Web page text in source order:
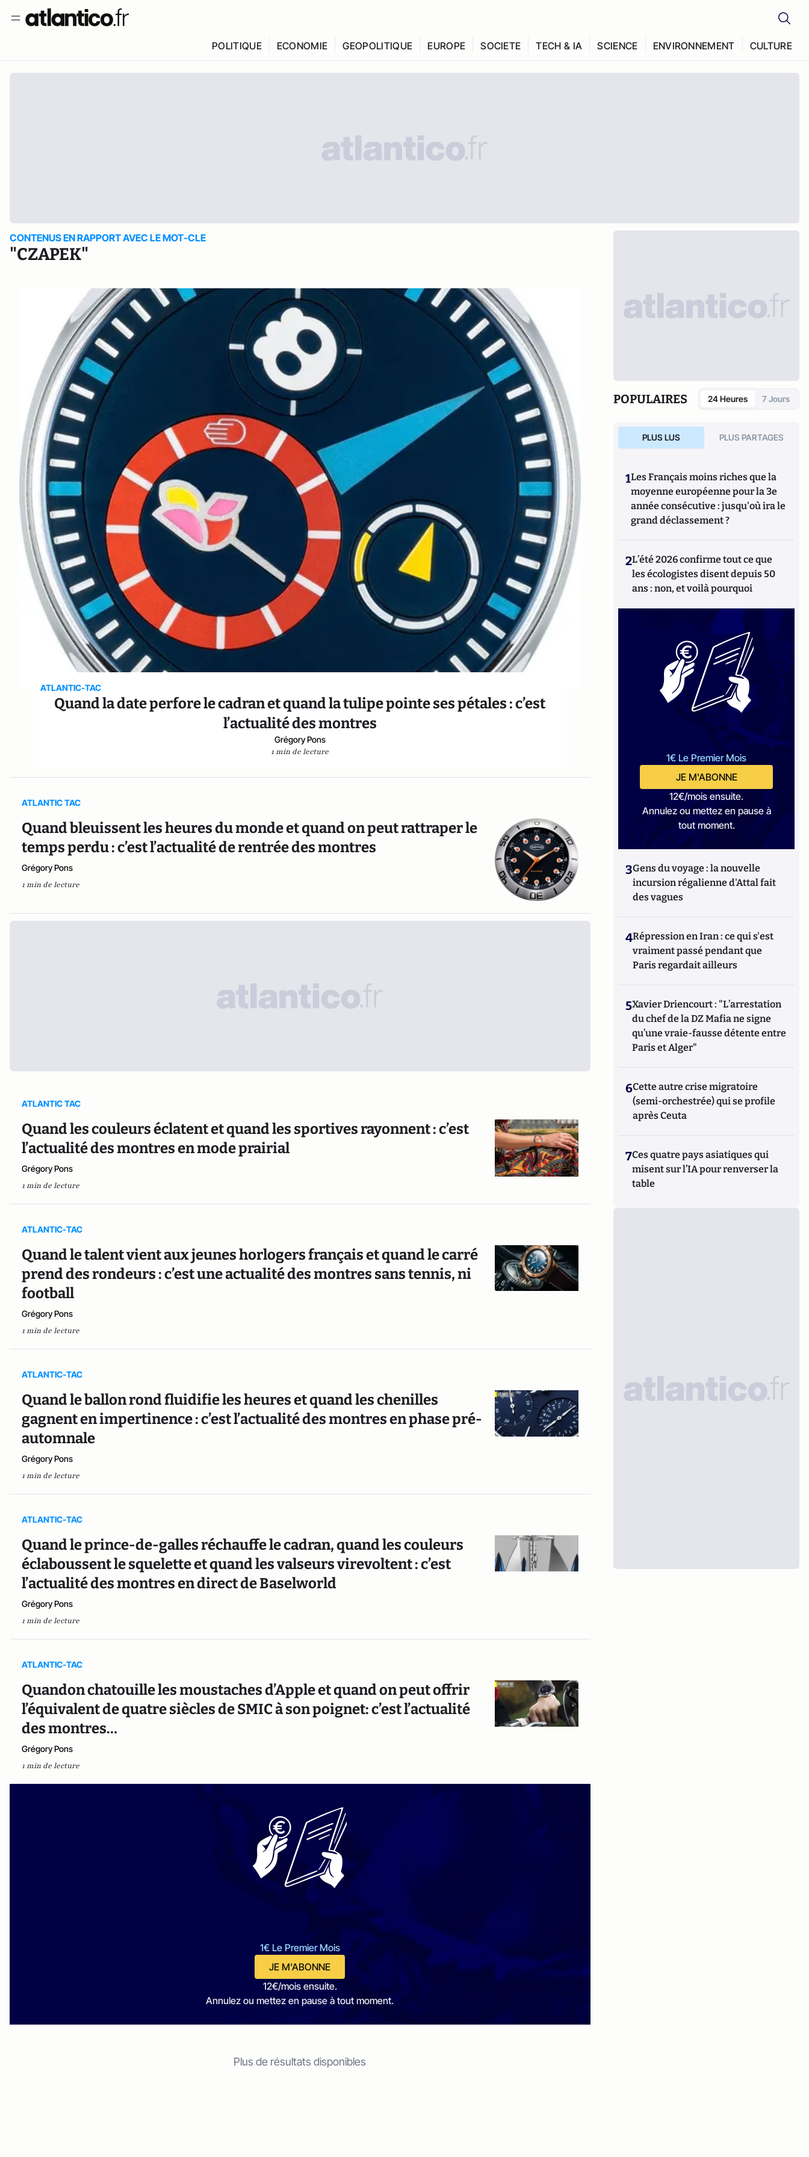
POLITIQUE ECONOMIE GEOPOLITIQUE EUROPE SOCIETE TECH & IA SCIENCE ENVIRONNEMENT CULTURE
CONTENUS EN RAPPORT AVEC LE MOT-CLE
"CZAPEK"
ATLANTIC-TAC
Quand la date perfore le cadran et quand la tulipe pointe ses pétales : c’est
l’actualité des montres
Grégory Pons
1 min de lecture
ATLANTIC TAC
Quand bleuissent les heures du monde et quand on peut rattraper le
temps perdu : c’est l’actualité de rentrée des montres
Grégory Pons
1 min de lecture
ATLANTIC TAC
Quand les couleurs éclatent et quand les sportives rayonnent : c’est
l’actualité des montres en mode prairial
Grégory Pons
1 min de lecture
ATLANTIC-TAC
Quand le talent vient aux jeunes horlogers français et quand le carré
prend des rondeurs : c’est une actualité des montres sans tennis, ni
football
Grégory Pons
1 min de lecture
ATLANTIC-TAC
Quand le ballon rond fluidifie les heures et quand les chenilles
gagnent en impertinence : c’est l’actualité des montres en phase pré-
automnale
Grégory Pons
1 min de lecture
ATLANTIC-TAC
Quand le prince-de-galles réchauffe le cadran, quand les couleurs
éclaboussent le squelette et quand les valseurs virevoltent : c’est
l’actualité des montres en direct de Baselworld
Grégory Pons
1 min de lecture
ATLANTIC-TAC
Quandon chatouille les moustaches d’Apple et quand on peut offrir
l’équivalent de quatre siècles de SMIC à son poignet: c’est l’actualité
des montres…
Grégory Pons
1 min de lecture
1€ Le Premier Mois
JE M'ABONNE
12€/mois ensuite.
Annulez ou mettez en pause à tout moment.
Plus de résultats disponibles
POPULAIRES 24 Heures 7 Jours
PLUS LUS PLUS PARTAGES
1Les Français moins riches que la
moyenne européenne pour la 3e
année consécutive : jusqu'où ira le
grand déclassement ?
2L’été 2026 confirme tout ce que
les écologistes disent depuis 50
ans : non, et voilà pourquoi
1€ Le Premier Mois
JE M'ABONNE
12€/mois ensuite.
Annulez ou mettez en pause à
tout moment.
3Gens du voyage : la nouvelle
incursion régalienne d'Attal fait
des vagues
4Répression en Iran : ce qui s'est
vraiment passé pendant que
Paris regardait ailleurs
5Xavier Driencourt : "L’arrestation
du chef de la DZ Mafia ne signe
qu’une vraie-fausse détente entre
Paris et Alger"
6Cette autre crise migratoire
(semi-orchestrée) qui se profile
après Ceuta
7Ces quatre pays asiatiques qui
misent sur l’IA pour renverser la
table